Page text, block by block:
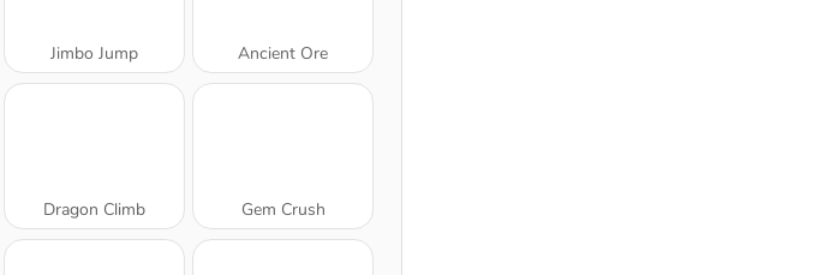
Jimbo Jump Ancient Ore
Dragon Climb Gem Crush